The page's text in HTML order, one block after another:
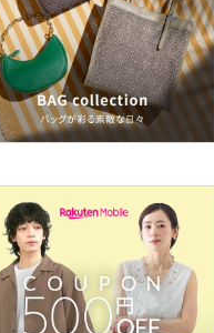
ケア・オーラルケ
ア
グランス
道具・美容器具
レ・キット・セット
・調理器具・キッチ